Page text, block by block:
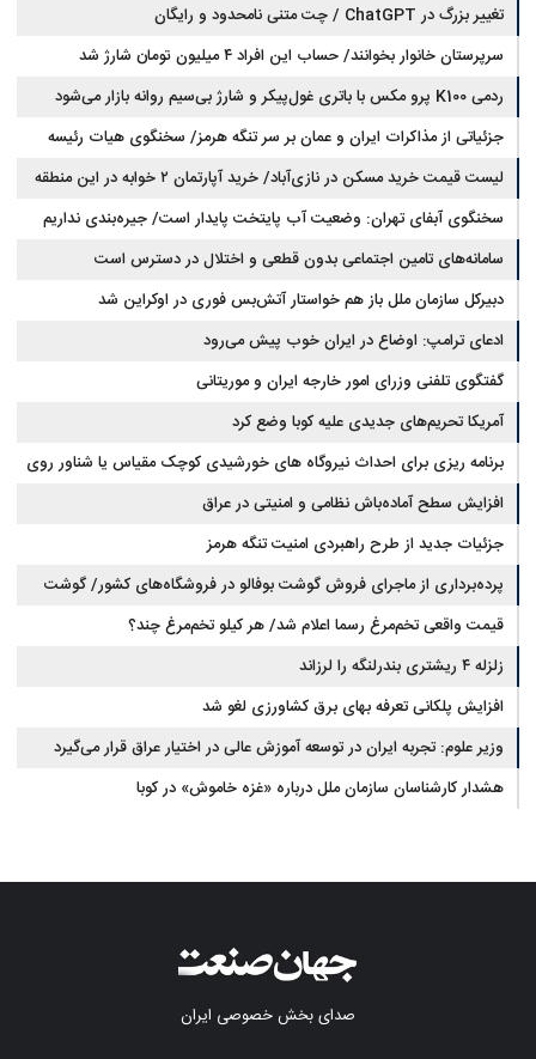
تغییر بزرگ در ChatGPT / چت متنی نامحدود و رایگان
سرپرستان خانوار بخوانند/ حساب این افراد ۴ میلیون تومان شارژ شد
ردمی K100 پرو مکس با باتری غول‌پیکر و شارژ بی‌سیم روانه بازار می‌شود
جزئیاتی از مذاکرات ایران و عمان بر سر تنگه هرمز/ سخنگوی هیات رئیسه
مجلس: بیانیه‌ای شامل تصحیح مسیر تردد دریایی در تنگه، در آستانه نهایی شدن
است
لیست قیمت خرید مسکن در نازی‌آباد/ خرید آپارتمان ۲ خوابه در این منطقه
چقدر سرمایه نیاز دارد؟ + جدول مردادماه ۱۴۰۵
سخنگوی آبفای تهران: وضعیت آب پایتخت پایدار است/ جیره‌بندی نداریم
سامانه‌های تامین اجتماعی بدون قطعی و اختلال در دسترس است
دبیرکل سازمان ملل باز هم خواستار آتش‌بس فوری در اوکراین شد
ادعای ترامپ: اوضاع در ایران خوب پیش می‌رود
گفتگوی تلفنی وزرای امور خارجه ایران و موریتانی
آمریکا تحریم‌های جدیدی علیه کوبا وضع کرد
برنامه ریزی برای احداث نیروگاه های خورشیدی کوچک مقیاس یا شناور روی
آب در مازندران
افزایش سطح آماده‌باش نظامی و امنیتی در عراق
جزئیات جدید از طرح راهبردی امنیت تنگه هرمز
پرده‌برداری از ماجرای فروش گوشت بوفالو در فروشگاه‌های کشور/ گوشت
بوفالو از کجا وارد می‌شود؟/ هر کیلو بوفالو با چه قیمتی به فروش می‌رود؟
قیمت واقعی تخم‌مرغ رسما اعلام شد/ هر کیلو تخم‌مرغ چند؟
زلزله ۴ ریشتری بندرلنگه را لرزاند
افزایش پلکانی تعرفه بهای برق کشاورزی لغو شد
وزیر علوم: تجربه ایران در توسعه آموزش عالی در اختیار عراق قرار می‌گیرد
هشدار کارشناسان سازمان ملل درباره «غزه‌ خاموش» در کوبا
صدای بخش خصوصی ایران